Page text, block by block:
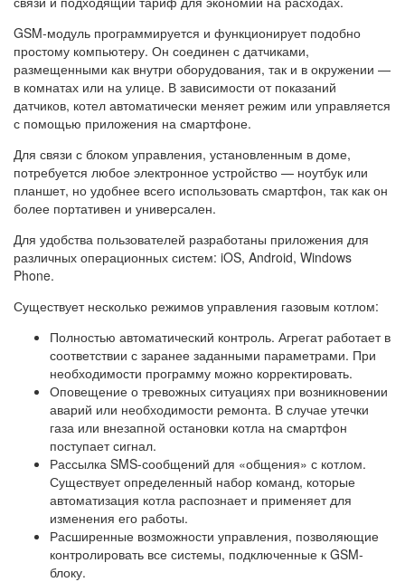
GSM-модуль программируется и функционирует подобно
простому компьютеру. Он соединен с датчиками,
размещенными как внутри оборудования, так и в окружении —
в комнатах или на улице. В зависимости от показаний
датчиков, котел автоматически меняет режим или управляется
с помощью приложения на смартфоне.
Для связи с блоком управления, установленным в доме,
потребуется любое электронное устройство — ноутбук или
планшет, но удобнее всего использовать смартфон, так как он
более портативен и универсален.
Для удобства пользователей разработаны приложения для
различных операционных систем: iOS, Android, Windows
Phone.
Существует несколько режимов управления газовым котлом:
Полностью автоматический контроль. Агрегат работает в
соответствии с заранее заданными параметрами. При
необходимости программу можно корректировать.
Оповещение о тревожных ситуациях при возникновении
аварий или необходимости ремонта. В случае утечки
газа или внезапной остановки котла на смартфон
поступает сигнал.
Рассылка SMS-сообщений для «общения» с котлом.
Существует определенный набор команд, которые
автоматизация котла распознает и применяет для
изменения его работы.
Расширенные возможности управления, позволяющие
контролировать все системы, подключенные к GSM-
блоку.